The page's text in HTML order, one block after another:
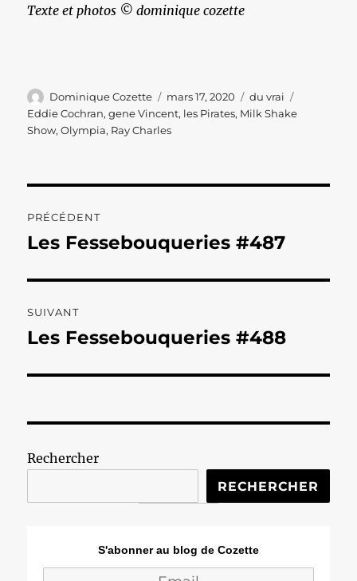
Texte et photos © dominique cozette
Auteur
Dominique Cozette
Publié
le
mars 17, 2020 Catégories
du vrai
Eddie Cochran,gene Vincent, les Pirates, Milk Shake
Show,Olympia, Ray Charles
de
PRÉCÉDENT
Publication
Les Fessebouqueries #487
SUIVANT
Publication
Les Fessebouqueries #488
Rechercher
RECHERCHER
S'abonner au blog de Cozette